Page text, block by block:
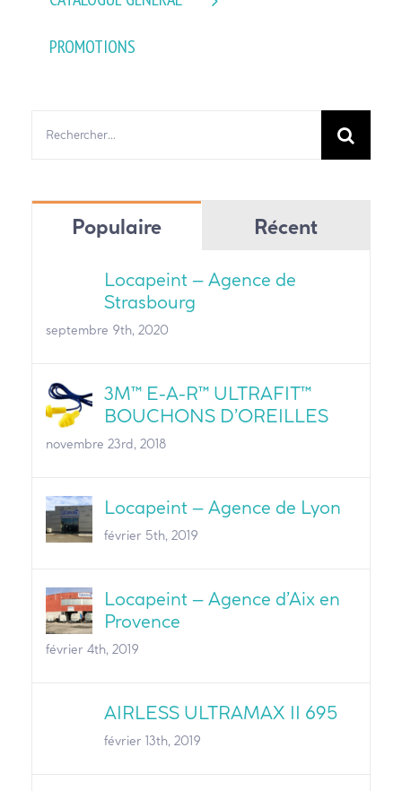
PROMOTIONS
Populaire Récent
Locapeint – Agence de
Strasbourg
septembre 9th, 2020
3M™ E-A-R™ ULTRAFIT™
BOUCHONS D’OREILLES
novembre 23rd, 2018
Locapeint – Agence de Lyon
février 5th, 2019
Locapeint – Agence d’Aix en
Provence
février 4th, 2019
AIRLESS ULTRAMAX II 695
février 13th, 2019